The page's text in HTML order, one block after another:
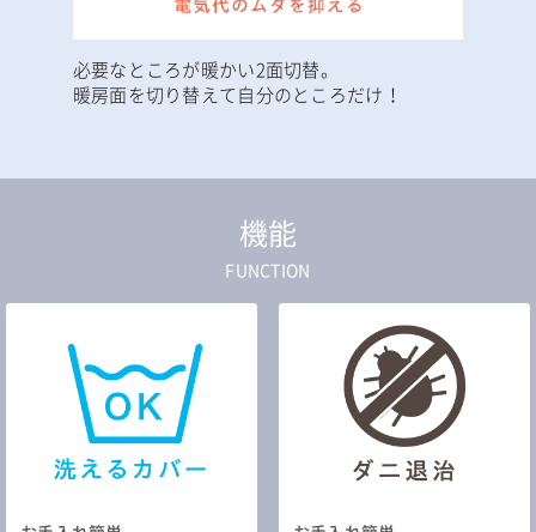
必要なところが暖かい2面切替。
暖房面を切り替えて自分のところだけ！
機能
FUNCTION